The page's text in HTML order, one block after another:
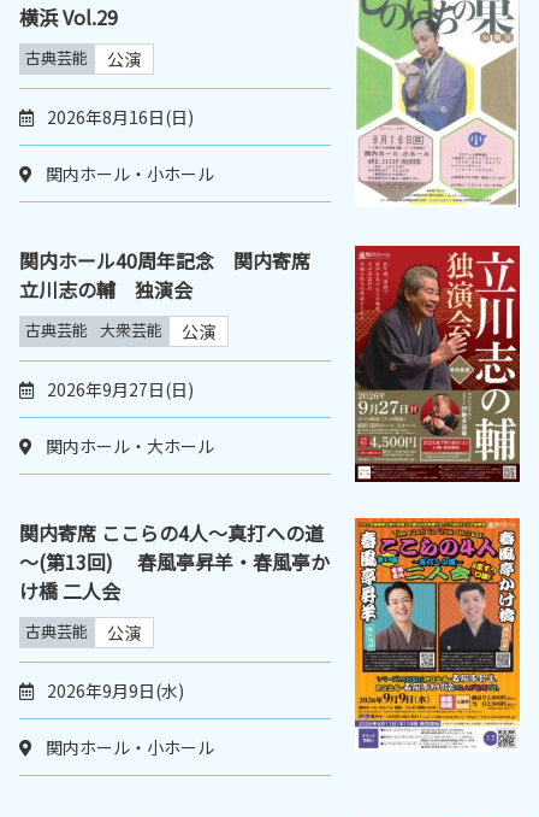
横浜 Vol.29
古典芸能 公演
2026年8月16日(日)
関内ホール・小ホール
関内ホール40周年記念 関内寄席
立川志の輔 独演会
古典芸能 大衆芸能 公演
2026年9月27日(日)
関内ホール・大ホール
関内寄席 ここらの4人～真打への道
～(第13回) 春風亭昇羊・春風亭か
け橋 二人会
古典芸能 公演
2026年9月9日(水)
関内ホール・小ホール